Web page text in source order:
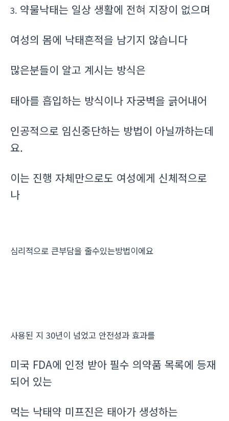
3. 약물낙태는 일상 생활에 전혀 지장이 없으며
여성의 몸에 낙태흔적을 남기지 않습니다
많은분들이 알고 계시는 방식은
태아를 흡입하는 방식이나 자궁벽을 긁어내어
인공적으로 임신중단하는 방법이 아닐까하는데
요.
이는 진행 자체만으로도 여성에게 신체적으로
나
심리적으로 큰부담을 줄수있는방법이에요
사용된 지 30년이 넘었고 안전성과 효과를
미국 FDA에 인정 받아 필수 의약품 목록에 등재
되어 있는
먹는 낙태약 미프진은 태아가 생성하는